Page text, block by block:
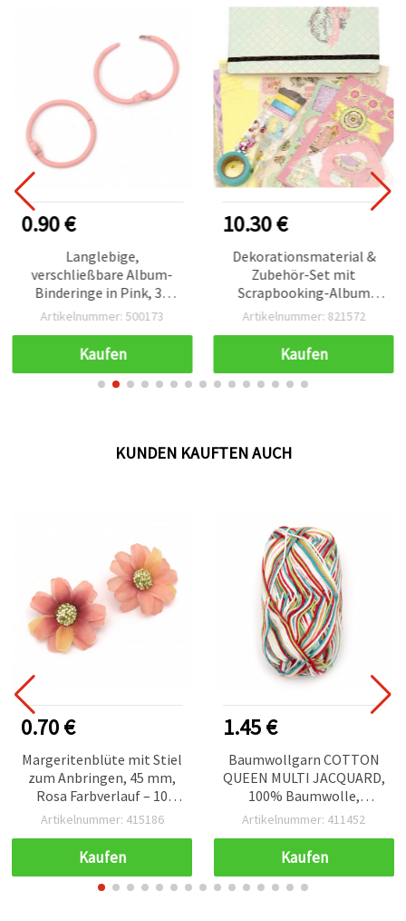
0.90 €
Langlebige,
verschließbare Album-
Binderinge in Pink, 30
mm, 4er-Set – perfekte
Verbinder für
Scrapbooking, Journals &
kreative DIY-Projekte
Artikelnummer: 500173
Kaufen
10.30 €
Dekorationsmaterial &
Zubehör-Set mit
Scrapbooking-Album
„Happy Day“, 15 Seiten,
für Fotoalben, Karten &
Geschenke
Artikelnummer: 821572
Kaufen
KUNDEN KAUFTEN AUCH
0.70 €
Margeritenblüte mit Stiel
zum Anbringen, 45 mm,
Rosa Farbverlauf – 10
Stück für DIY/Basteln,
Gestecke,
Tischdekoration,
Haarschmuck &
Artikelnummer: 415186
Kaufen
1.45 €
Baumwollgarn COTTON
QUEEN MULTI JACQUARD,
100% Baumwolle,
mehrfarbig meliert, 50 g /
Artikelnummer: 411452
Kaufen